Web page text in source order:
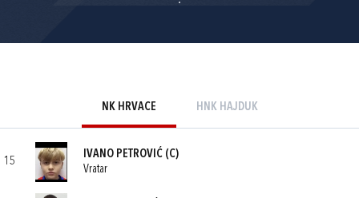
NK HRVACE HNK HAJDUK
15
IVANO PETROVIĆ (C)
Vratar